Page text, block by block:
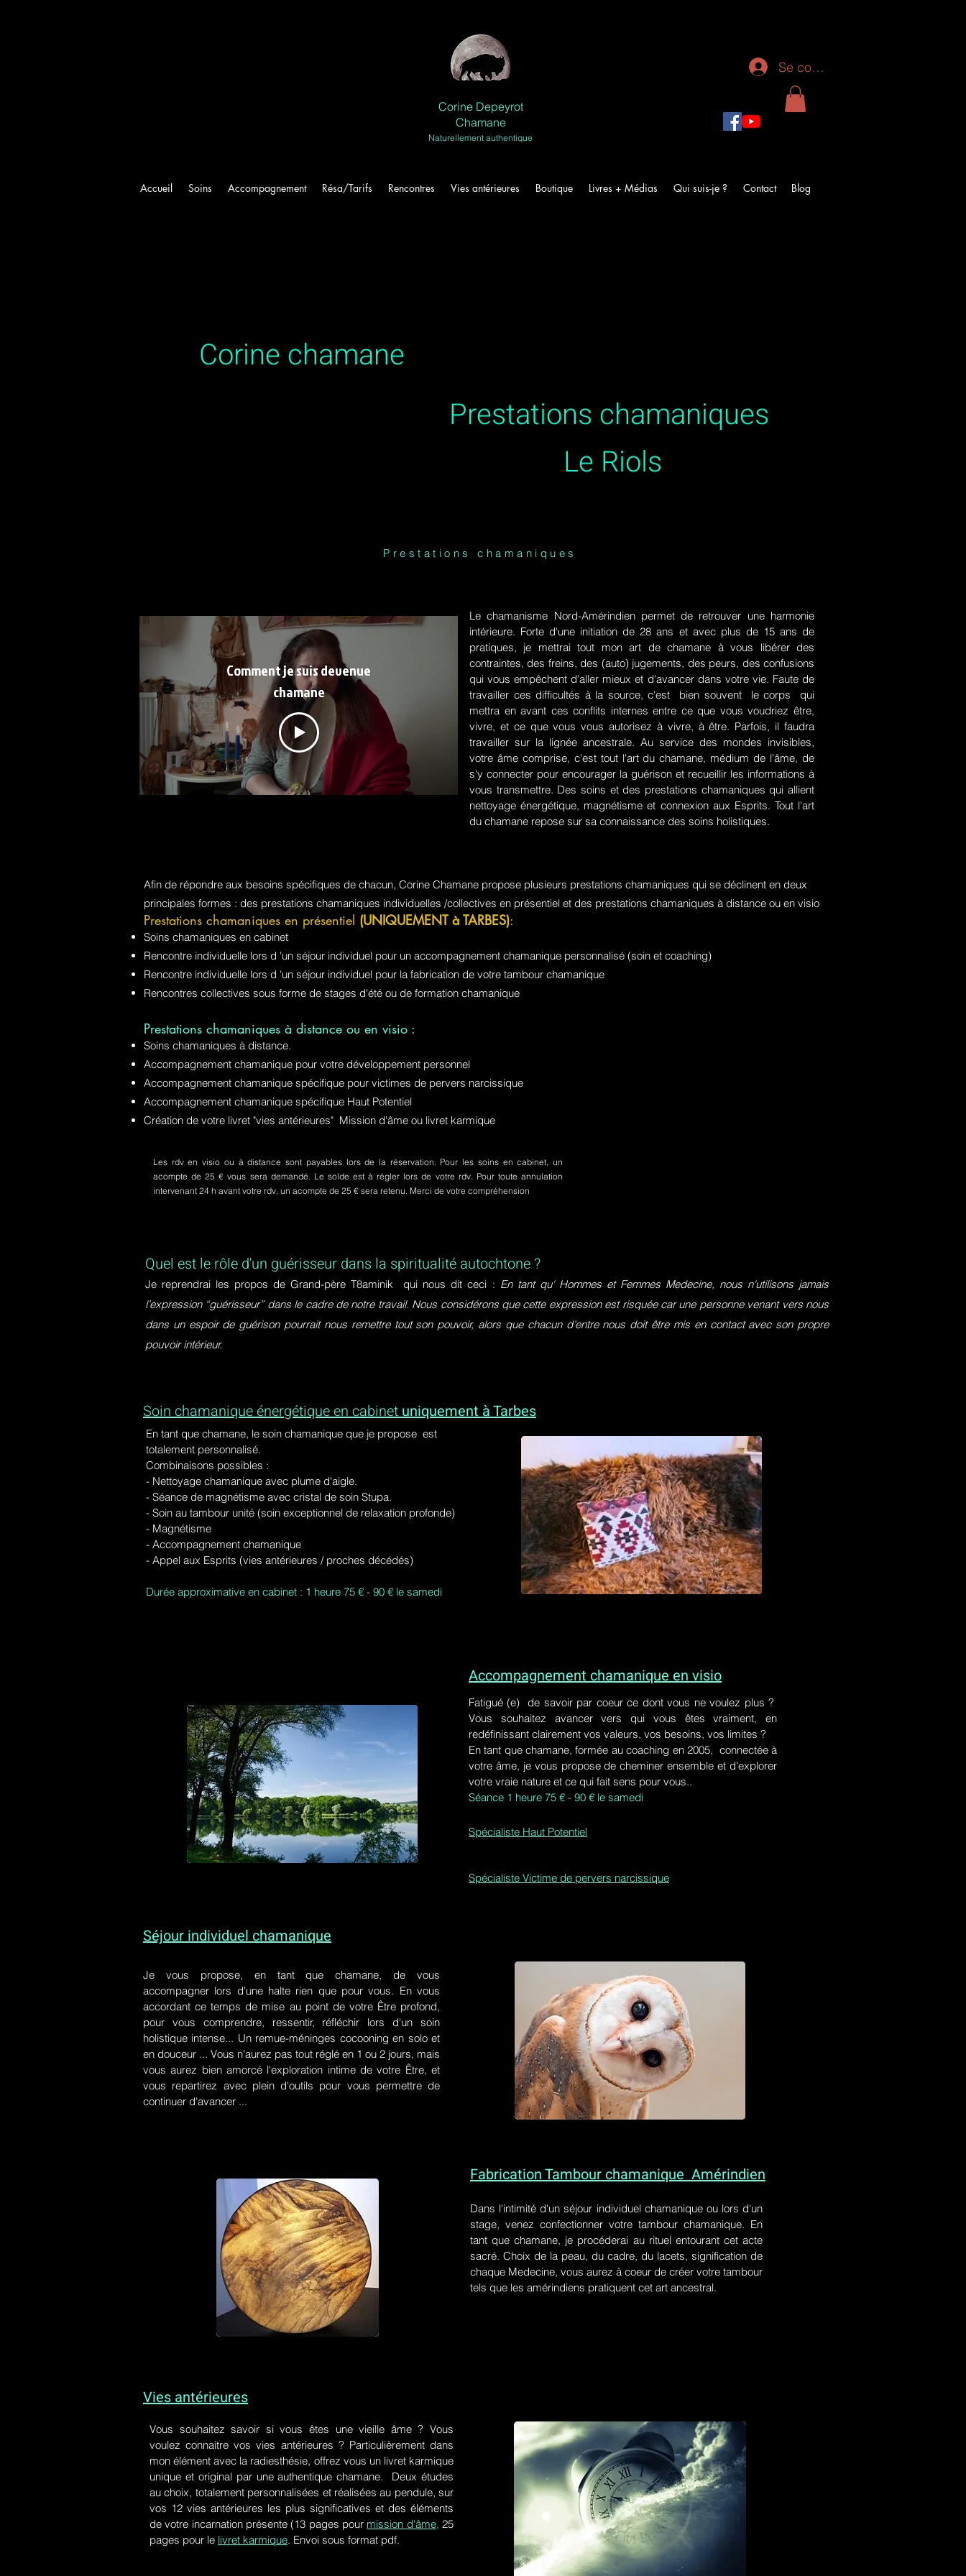
Corine Depeyrot
Chamane
Naturellement authentique
Se connecter
Accueil Soins Accompagnement Résa/Tarifs Rencontres Vies antérieures Boutique Livres + Médias Qui suis-je ? Contact Blog
Prestations chamaniques
Corine chamane
Le Riols
Prestations chamaniques
Comment je suis devenue
chamane
Le chamanisme Nord-Amérindien permet de retrouver une harmonie
intérieure. Forte d'une initiation de 28 ans et avec plus de 15 ans de
pratiques, je mettrai tout mon art de chamane à vous libérer des
contraintes, des freins, des (auto) jugements, des peurs, des confusions
qui vous empêchent d'aller mieux et d'avancer dans votre vie. Faute de
travailler ces difficultés à la source, c'est bien souvent le corps qui
mettra en avant ces conflits internes entre ce que vous voudriez être,
vivre, et ce que vous vous autorisez à vivre, à être. Parfois, il faudra
travailler sur la lignée ancestrale. Au service des mondes invisibles,
votre âme comprise, c'est tout l'art du chamane, médium de l'âme, de
s'y connecter pour encourager la guérison et recueillir les informations à
vous transmettre. Des soins et des prestations chamaniques qui allient
nettoyage énergétique, magnétisme et connexion aux Esprits. Tout l'art
du chamane repose sur sa connaissance des soins holistiques.
Afin de répondre aux besoins spécifiques de chacun, Corine Chamane propose plusieurs prestations chamaniques qui se déclinent en deux
principales formes : des prestations chamaniques individuelles /collectives en présentiel et des prestations chamaniques à distance ou en visio
Prestations chamaniques en présentiel (UNIQUEMENT à TARBES):
Soins chamaniques en cabinet
Rencontre individuelle lors d 'un séjour individuel pour un accompagnement chamanique personnalisé (soin et coaching)
Rencontre individuelle lors d 'un séjour individuel pour la fabrication de votre tambour chamanique
Rencontres collectives sous forme de stages d'été ou de formation chamanique
Prestations chamaniques à distance ou en visio :
Soins chamaniques à distance.
Accompagnement chamanique pour votre développement personnel
Accompagnement chamanique spécifique pour victimes de pervers narcissique
Accompagnement chamanique spécifique Haut Potentiel
Création de votre livret "vies antérieures" Mission d'âme ou livret karmique
Les rdv en visio ou à distance sont payables lors de la réservation. Pour les soins en cabinet, un
acompte de 25 € vous sera demandé. Le solde est à régler lors de votre rdv. Pour toute annulation
intervenant 24 h avant votre rdv, un acompte de 25 € sera retenu. Merci de votre compréhension
Quel est le rôle d'un guérisseur dans la spiritualité autochtone ?
Je reprendrai les propos de Grand-père T8aminik qui nous dit ceci : En tant qu' Hommes et Femmes Medecine, nous n'utilisons jamais
l’expression “guérisseur” dans le cadre de notre travail. Nous considérons que cette expression est risquée car une personne venant vers nous
dans un espoir de guérison pourrait nous remettre tout son pouvoir, alors que chacun d’entre nous doit être mis en contact avec son propre
pouvoir intérieur.
Soin chamanique énergétique en cabinetuniquement à Tarbes
En tant que chamane, le soin chamanique que je propose est
totalement personnalisé.
Combinaisons possibles :
- Nettoyage chamanique avec plume d'aigle.
- Séance de magnétisme avec cristal de soin Stupa.
- Soin au tambour unité (soin exceptionnel de relaxation profonde)
- Magnétisme
- Accompagnement chamanique
- Appel aux Esprits (vies antérieures / proches décédés)
Durée approximative en cabinet : 1 heure 75 € - 90 € le samedi
Accompagnement chamanique en visio
Fatigué (e) de savoir par coeur ce dont vous ne voulez plus ?
Vous souhaitez avancer vers qui vous êtes vraiment, en
redéfinissant clairement vos valeurs, vos besoins, vos limites ?
En tant que chamane, formée au coaching en 2005, connectée à
votre âme, je vous propose de cheminer ensemble et d'explorer
votre vraie nature et ce qui fait sens pour vous..
Séance 1 heure 75 € - 90 € le samedi
Spécialiste Haut Potentiel
Spécialiste Victime de pervers narcissique
Séjour individuel chamanique
Je vous propose, en tant que chamane, de vous
accompagner lors d'une halte rien que pour vous. En vous
accordant ce temps de mise au point de votre Être profond,
pour vous comprendre, ressentir, réfléchir lors d'un soin
holistique intense... Un remue-méninges cocooning en solo et
en douceur ... Vous n'aurez pas tout réglé en 1 ou 2 jours, mais
vous aurez bien amorcé l'exploration intime de votre Être, et
vous repartirez avec plein d'outils pour vous permettre de
continuer d'avancer ...
Fabrication Tambour chamanique Amérindien
Dans l'intimité d'unséjour individuel chamaniqueou lors d'un
stage, venez confectionner votre tambour chamanique. En
tant que chamane, je procéderai au rituel entourant cet acte
sacré. Choix de la peau, du cadre, du lacets, signification de
chaque Medecine, vous aurez à coeur de créer votre tambour
tels que les amérindiens pratiquent cet art ancestral.
Vies antérieures
Vous souhaitez savoir si vous êtes une vieille âme ? Vous
voulez connaitre vos vies antérieures ? Particulièrement dans
mon élément avec la radiesthésie, offrez vous un livret karmique
unique et original par une authentique chamane. Deux études
au choix, totalement personnalisées et réalisées au pendule, sur
vos 12 vies antérieures les plus significatives et des éléments
de votre incarnation présente (13 pages pour mission d'âme, 25
pages pour le livret karmique. Envoi sous format pdf.